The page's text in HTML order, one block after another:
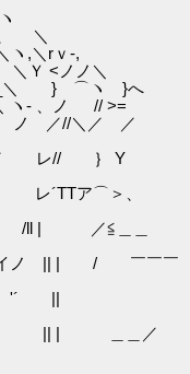
＼
ｖ-,
<ノノ＼
} ⌒ヽ }へ
、ノ // >=
//＼／ ／
｝ Y
ア⌒＞、
| ／≦＿＿
|| | / ￣￣￣
||
| ＿＿／